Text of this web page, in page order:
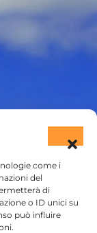
come i
del
di
o ID unici su
può influire
Kenya.